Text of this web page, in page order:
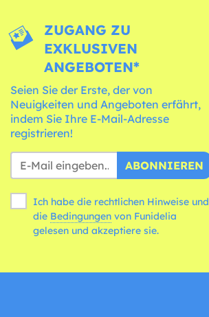
ZUGANG ZU
EXKLUSIVEN
ANGEBOTEN*
Seien Sie der Erste, der von
Neuigkeiten und Angeboten erfährt,
indem Sie Ihre E-Mail-Adresse
registrieren!
ABONNIEREN
Ich habe die rechtlichen Hinweise und
die Bedingungen
gelesen und akzeptiere sie.